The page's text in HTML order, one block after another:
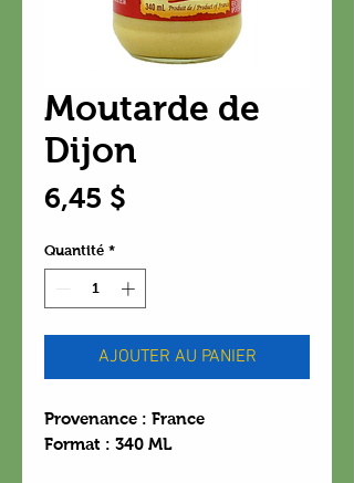
Moutarde de
Dijon
6,45 $
Quantité *
AJOUTER AU PANIER
Provenance : France
Format : 340 ML